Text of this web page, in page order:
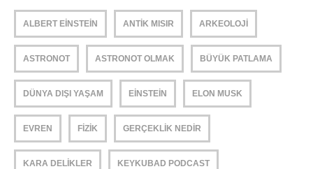
ALBERT EINSTEIN ANTIK MISIR ARKEOLOJI
ASTRONOT ASTRONOT OLMAK BÜYÜK PATLAMA
DÜNYA DIŞI YAŞAM EINSTEIN ELON MUSK
EVREN FIZIK GERÇEKLIK NEDIR
KARA DELIKLER KEYKUBAD PODCAST